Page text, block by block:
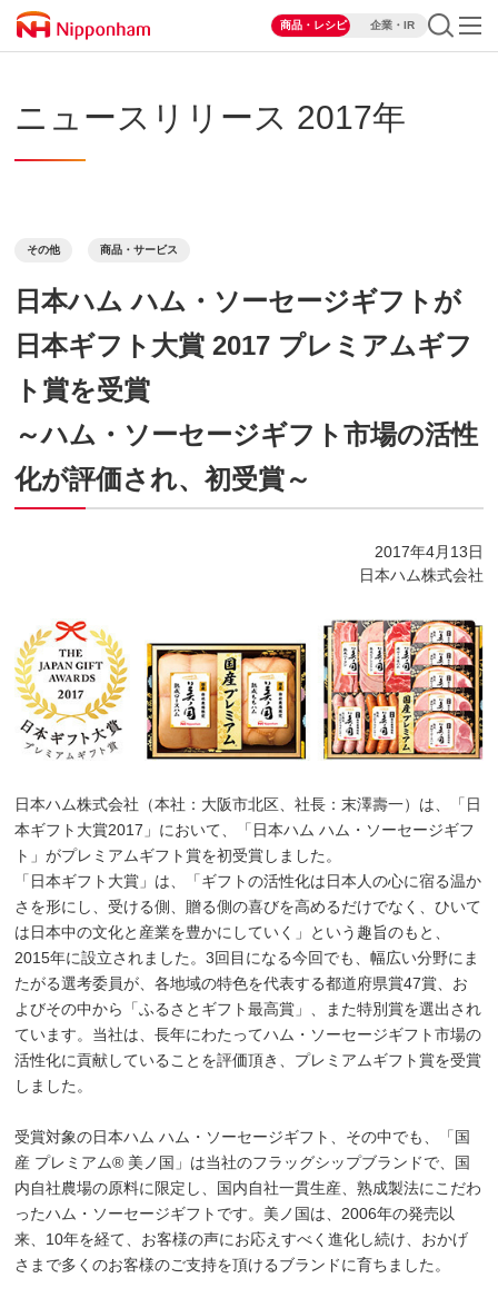
商品・レシピ 企業・IR
ニュースリリース 2017年
その他 商品・サービス
日本ハム ハム・ソーセージギフトが
日本ギフト大賞 2017 プレミアムギフ
ト賞を受賞
～ハム・ソーセージギフト市場の活性
化が評価され、初受賞～
2017年4月13日
日本ハム株式会社
日本ハム株式会社（本社：大阪市北区、社長：末澤壽一）は、「日
本ギフト大賞2017」において、「日本ハム ハム・ソーセージギフ
ト」がプレミアムギフト賞を初受賞しました。
「日本ギフト大賞」は、「ギフトの活性化は日本人の心に宿る温か
さを形にし、受ける側、贈る側の喜びを高めるだけでなく、ひいて
は日本中の文化と産業を豊かにしていく」という趣旨のもと、
2015年に設立されました。3回目になる今回でも、幅広い分野にま
たがる選考委員が、各地域の特色を代表する都道府県賞47賞、お
よびその中から「ふるさとギフト最高賞」、また特別賞を選出され
ています。当社は、長年にわたってハム・ソーセージギフト市場の
活性化に貢献していることを評価頂き、プレミアムギフト賞を受賞
しました。
受賞対象の日本ハム ハム・ソーセージギフト、その中でも、「国
産 プレミアム® 美ノ国」は当社のフラッグシップブランドで、国
内自社農場の原料に限定し、国内自社一貫生産、熟成製法にこだわ
ったハム・ソーセージギフトです。美ノ国は、2006年の発売以
来、10年を経て、お客様の声にお応えすべく進化し続け、おかげ
さまで多くのお客様のご支持を頂けるブランドに育ちました。